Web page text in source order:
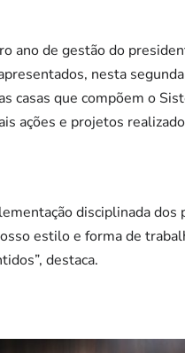
ano de gestão do
nesta
casas que compõem o
ações e projetos
disciplinada
estilo e forma de
destaca.